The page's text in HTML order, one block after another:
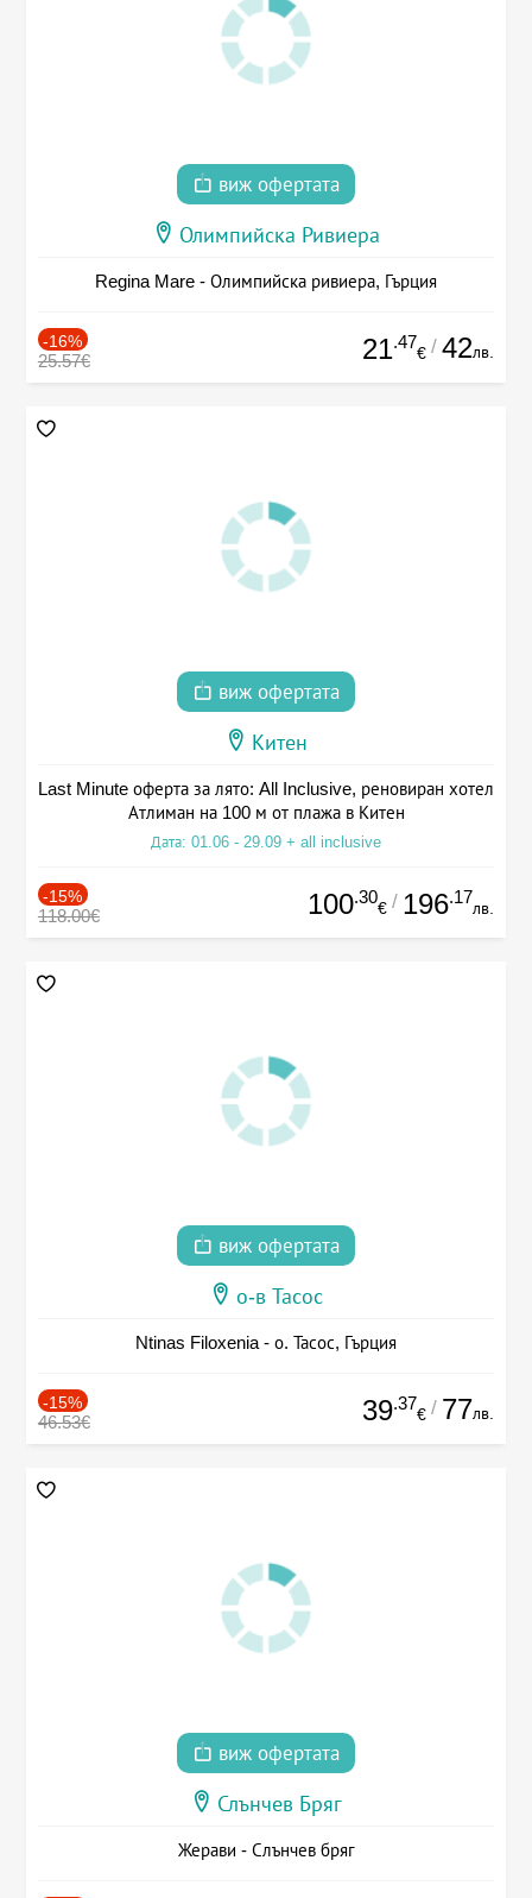
виж офертата
Олимпийска Ривиера
Regina Mare - Олимпийска ривиера, Гърция
-16%
25.57€ 21.47
€ / 42лв.
виж офертата
Китен
Last Minute оферта за лято: All Inclusive, реновиран хотел
Атлиман на 100 м от плажа в Китен
Дата: 01.06 - 29.09 + all inclusive
-15%
118.00€ 100.30
€ / 196.17
лв.
виж офертата
о-в Тасос
Ntinas Filoxenia - о. Тасос, Гърция
-15%
46.53€ 39.37
€ / 77лв.
виж офертата
Слънчев Бряг
Жерави - Слънчев бряг